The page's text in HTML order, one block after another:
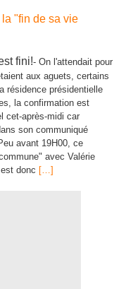
"fin de sa vie
fini!- On l'attendait pour
aux aguets, certains
résidence présidentielle
la confirmation est
cet-après-midi car
son communiqué
avant 19H00, ce
avec Valérie
donc […]